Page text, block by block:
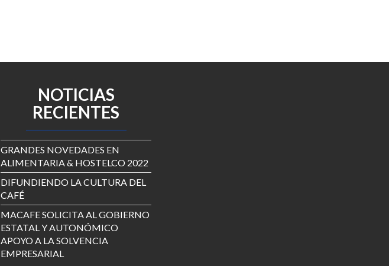
NOTICIAS
RECIENTES
GRANDES NOVEDADES EN
ALIMENTARIA & HOSTELCO 2022
DIFUNDIENDO LA CULTURA DEL
CAFÉ
MACAFE SOLICITA AL GOBIERNO
ESTATAL Y AUTONÓMICO
APOYO A LA SOLVENCIA
EMPRESARIAL